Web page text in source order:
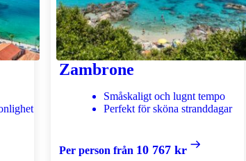
Zambrone
Småskaligt och lugnt tempo
Perfekt för sköna stranddagar
Per person från 10 767 kr